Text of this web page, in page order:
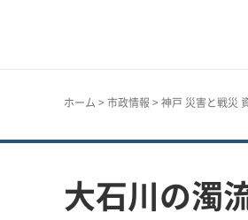
ホーム > 市政情報 > 神戸 災害と戦災
大石川の濁